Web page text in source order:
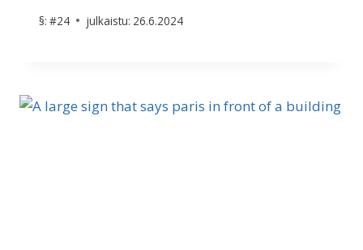
§: #24 julkaistu: 26.6.2024